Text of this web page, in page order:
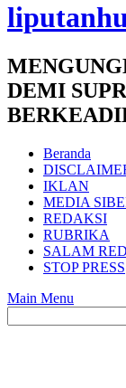
DEMI
Beranda
IKLAN
MEDIA
REDAKSI
RUBRIKA
SALAM
STOP PRESS
Main Menu